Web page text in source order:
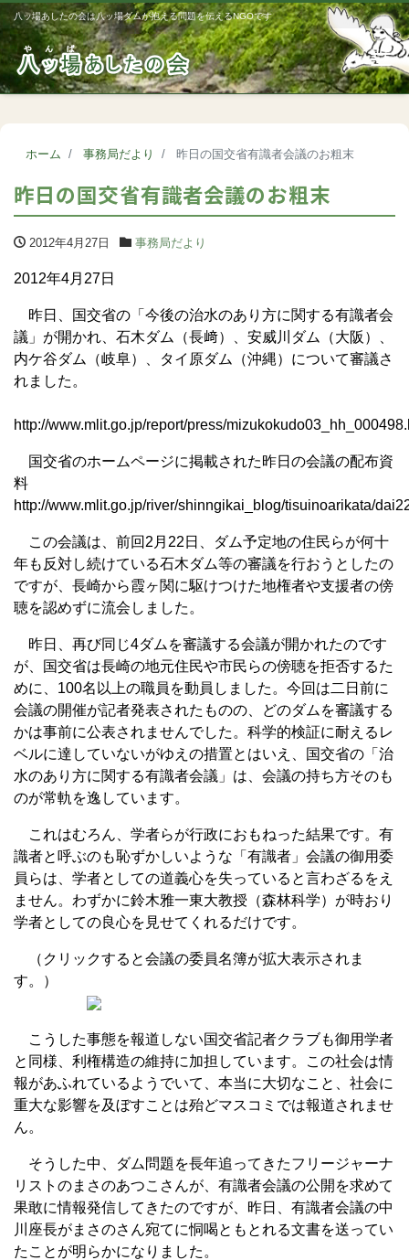
八ッ場あしたの会は八ッ場ダムが抱える問題を伝えるNGOです
ホーム 事務局だより 昨日の国交省有識者会議のお粗末
昨日の国交省有識者会議のお粗末
2012年4月27日 事務局だより
2012年4月27日
昨日、国交省の「今後の治水のあり方に関する有識者会
議」が開かれ、石木ダム（長﨑）、安威川ダム（大阪）、
内ケ谷ダム（岐阜）、タイ原ダム（沖縄）について審議さ
れました。
http://www.mlit.go.jp/report/press/
国交省のホームページに掲載された昨日の会議の配布資
料
http://www.mlit.go.jp/river/shinngikai_blog/tisuinoarikata/
この会議は、前回2月22日、ダム予定地の住民らが何十
年も反対し続けている石木ダム等の審議を行おうとしたの
ですが、長崎から霞ヶ関に駆けつけた地権者や支援者の傍
聴を認めずに流会しました。
昨日、再び同じ4ダムを審議する会議が開かれたのです
が、国交省は長崎の地元住民や市民らの傍聴を拒否するた
めに、100名以上の職員を動員しました。今回は二日前に
会議の開催が記者発表されたものの、どのダムを審議する
かは事前に公表されませんでした。科学的検証に耐えるレ
ベルに達していないがゆえの措置とはいえ、国交省の「治
水のあり方に関する有識者会議」は、会議の持ち方そのも
のが常軌を逸しています。
これはむろん、学者らが行政におもねった結果です。有
識者と呼ぶのも恥ずかしいような「有識者」会議の御用委
員らは、学者としての道義心を失っていると言わざるをえ
ません。わずかに鈴木雅一東大教授（森林科学）が時おり
学者としての良心を見せてくれるだけです。
（クリックすると会議の委員名簿が拡大表示されま
す。）
こうした事態を報道しない国交省記者クラブも御用学者
と同様、利権構造の維持に加担しています。この社会は情
報があふれているようでいて、本当に大切なこと、社会に
重大な影響を及ぼすことは殆どマスコミでは報道されませ
ん。
そうした中、ダム問題を長年追ってきたフリージャーナ
リストのまさのあつこさんが、有識者会議の公開を求めて
果敢に情報発信してきたのですが、昨日、有識者会議の中
川座長がまさのさん宛てに恫喝ともとれる文書を送ってい
たことが明らかになりました。